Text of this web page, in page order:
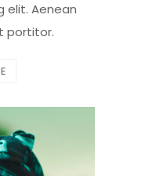
elit. Aenean
portitor.